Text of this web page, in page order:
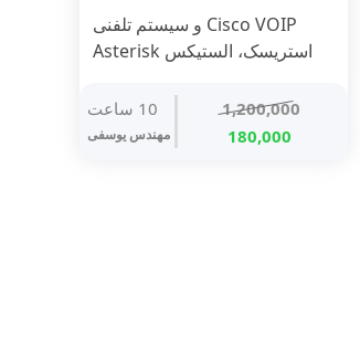
Cisco VOIP و سیستم تلفنی
استریسک، الستیکس Asterisk
1,200,000
قیمت
180,000
10 ساعت
مهندس یوسفی